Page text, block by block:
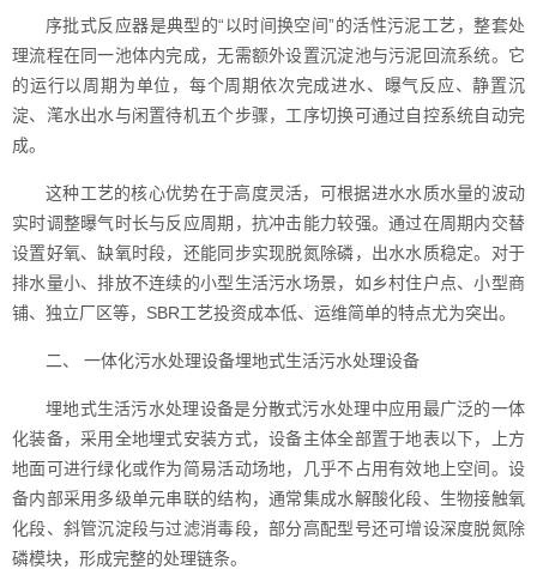
序批式反应器是典型的“以时间换空间”的活性污泥工艺，整套处
理流程在同一池体内完成，无需额外设置沉淀池与污泥回流系统。它
的运行以周期为单位，每个周期依次完成进水、曝气反应、静置沉
淀、滗水出水与闲置待机五个步骤，工序切换可通过自控系统自动完
成。
这种工艺的核心优势在于高度灵活，可根据进水水质水量的波动
实时调整曝气时长与反应周期，抗冲击能力较强。通过在周期内交替
设置好氧、缺氧时段，还能同步实现脱氮除磷，出水水质稳定。对于
排水量小、排放不连续的小型生活污水场景，如乡村住户点、小型商
铺、独立厂区等，SBR工艺投资成本低、运维简单的特点尤为突出。
二、 一体化污水处理设备埋地式生活污水处理设备
埋地式生活污水处理设备是分散式污水处理中应用最广泛的一体
化装备，采用全地埋式安装方式，设备主体全部置于地表以下，上方
地面可进行绿化或作为简易活动场地，几乎不占用有效地上空间。设
备内部采用多级单元串联的结构，通常集成水解酸化段、生物接触氧
化段、斜管沉淀段与过滤消毒段，部分高配型号还可增设深度脱氮除
磷模块，形成完整的处理链条。